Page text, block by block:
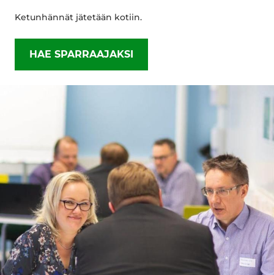
Ketunhännät jätetään kotiin.
HAE SPARRAAJAKSI